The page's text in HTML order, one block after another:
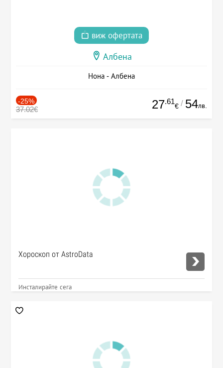
виж офертата
Албена
Нона - Албена
-25%
37.02€ 27.61
€ / 54лв.
Хороскоп от AstroData
Инсталирайте сега